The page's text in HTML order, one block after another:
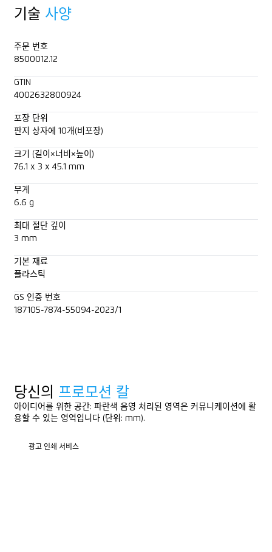
기술 사양
주문 번호
8500012.12
GTIN
4002632800924
포장 단위
판지 상자에 10개(비포장)
크기 (길이×너비×높이)
76.1 x 3 x 45.1 mm
무게
6.6 g
최대 절단 깊이
3 mm
기본 재료
플라스틱
GS 인증 번호
187105-7874-55094-2023/1
당신의 프로모션 칼
아이디어를 위한 공간: 파란색 음영 처리된 영역은 커뮤니케이션에 활
용할 수 있는 영역입니다 (단위: mm).
광고 인쇄 서비스